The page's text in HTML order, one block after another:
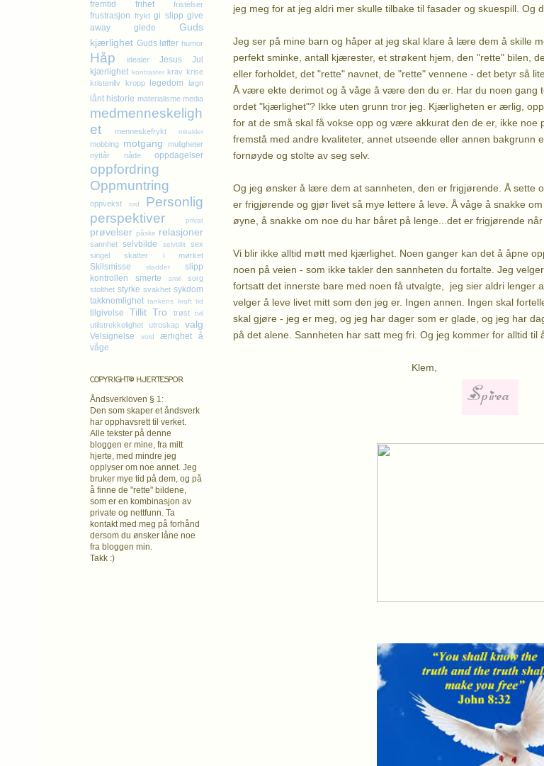
jeg meg for at jeg aldri mer skulle tilbake til fasader og skuespill. Og
Jeg ser på mine barn og håper at jeg skal klare å lære dem å skille
perfekt sminke, antall kjærester, et strøkent hjem, den "rette" bilen,
eller forholdet, det "rette" navnet, de "rette" vennene - det betyr så
Å være ekte derimot og å våge å være den du er. Har du noen gang
ordet "kjærlighet"? Ikke uten grunn tror jeg. Kjærligheten er ærlig,
for at de små skal få vokse opp og være akkurat den de er, ikke noe
fremstå med andre kvaliteter, annet utseende eller annen
fornøyde og stolte av seg selv.
Og jeg ønsker å lære dem at sannheten, den er frigjørende. Å sette
er frigjørende og gjør livet så mye lettere å leve. Å våge å snakke
øyne, å snakke om noe du har båret på lenge...det er frigjørende
Vi blir ikke alltid møtt med kjærlighet. Noen ganger kan det å åpne
noen på veien - som ikke takler den sannheten du fortalte. Jeg
fortsatt det innerste bare med noen få utvalgte, jeg sier aldri lenger
velger å leve livet mitt som den jeg er. Ingen annen. Ingen skal
skal gjøre - jeg er meg, og jeg har dager som er glade, og jeg har
på det alene. Sannheten har satt meg fri. Og jeg kommer for alltid til
Klem,
fremtid
frihet fristelser
frustrasjon frykt gi slipp give
away
glede
Guds
kjærlighet Guds løfter humor
Håp idealer Jesus
Jul
kjærlighet kontraster krav krise
kristenliv kropp legedom løgn
lånt historie materialisme media
medmenneskeligh
et
menneskefrykt mirakler
mobbing motgang
muligheter
nyttår
nåde oppdagelser
oppfordring
Oppmuntring
oppvekst ord
Personlig
perspektiver
privat
prøvelser påske relasjoner
sannhet selvbilde selvtillit
sex
singel
skatter i mørket
Skilsmisse sladder
slipp
kontrollen
smerte smil
sorg
stolthet styrke svakhet sykdom
takknemlighet tankens kraft tid
tilgivelse Tillit Tro trøst tvil
utilstrekkelighet utroskap valg
Velsignelse vold ærlighet
å
våge
COPYRIGHT© HJERTESPOR
Åndsverkloven § 1:
Den som skaper et åndsverk
har opphavsretttil verket.
Alle tekster på denne
bloggen er mine, fra mitt
hjerte, med mindre jeg
opplyser om noe annet. Jeg
bruker mye tid på dem, og på
å finne de "rette" bildene,
som er en kombinasjon av
private og nettfunn. Ta
kontakt med meg på forhånd
dersom du ønsker låne noe
fra bloggen min.
Takk :)